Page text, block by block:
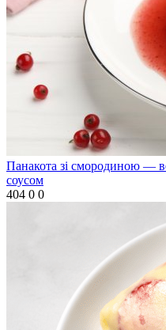
Панакота зі смородиною —
соусом
404 0 0